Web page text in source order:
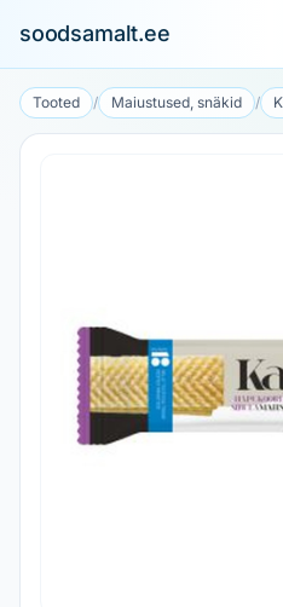
soodsamalt.ee
Tooted / Maiustused, snäkid /